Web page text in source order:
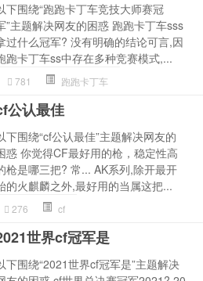
下围绕“跑跑卡丁车竞技大师赛冠
”主题解决网友的困惑 跑跑卡丁车sss
过什么冠军? 没有明确的结论可言,因
跑卡丁车ss中存在多种竞赛模式,...
781 跑跑卡丁车
公认最佳
下围绕“cf公认最佳”主题解决网友的
惑 你觉得CF最好用的枪，稳定性高
枪是哪三把? 常... AK系列,除开最开
的火麒麟之外,最好用的当属这把...
276 cf
世界cf冠军是
下围绕“2021世界cf冠军是”主题解决